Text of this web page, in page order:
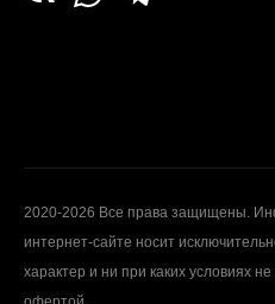
2020-2026 Все права защищены.
интернет-сайте носит
характер и ни при каких условиях